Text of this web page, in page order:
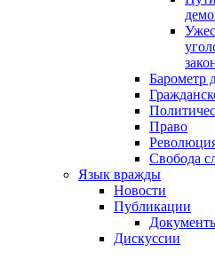
Барометр
Право
Свобода
Язык вражды
Новости
Публикации
Дискуссии